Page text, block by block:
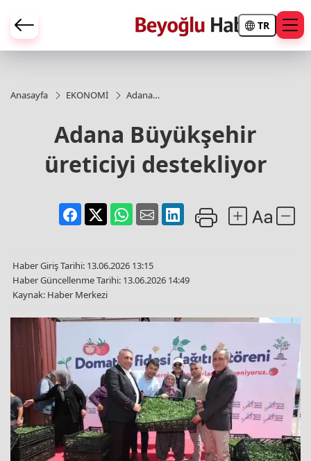
TR
Anasayfa EKONOMİ
Adana
destekliyor
Adana Büyükşehir
üreticiyi destekliyor
Haber Giriş Tarihi: 13.06.2026 13:15
Haber Güncellenme Tarihi: 13.06.2026 14:49
Kaynak: Haber Merkezi